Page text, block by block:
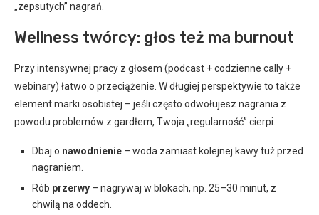
„zepsutych” nagrań.
Wellness twórcy: głos też ma burnout
Przy intensywnej pracy z głosem (podcast + codzienne cally +
webinary) łatwo o przeciążenie. W długiej perspektywie to także
element marki osobistej – jeśli często odwołujesz nagrania z
powodu problemów z gardłem, Twoja „regularność” cierpi.
Dbaj o nawodnienie – woda zamiast kolejnej kawy tuż przed
nagraniem.
Rób przerwy – nagrywaj w blokach, np. 25–30 minut, z
chwilą na oddech.